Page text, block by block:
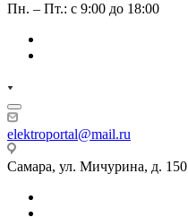
Пн. – Пт.: с 9:00 до 18:00
elektroportal@mail.ru
Самара, ул. Мичурина, д. 150